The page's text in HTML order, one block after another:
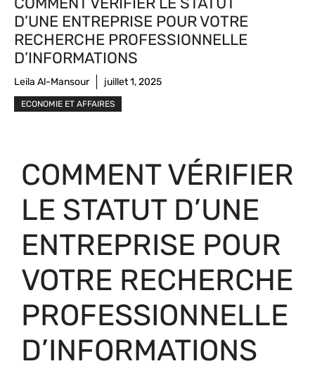
D’UNE ENTREPRISE POUR VOTRE
RECHERCHE PROFESSIONNELLE
D’INFORMATIONS
Leila Al-Mansour juillet 1, 2025
ECONOMIE ET AFFAIRES
COMMENT VÉRIFIER
LE STATUT D’UNE
ENTREPRISE POUR
VOTRE RECHERCHE
PROFESSIONNELLE
D’INFORMATIONS